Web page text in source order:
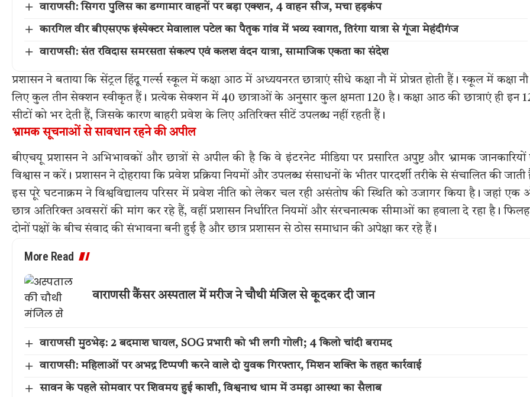
वाराणसी: सिगरा पुलिस का डग्गामार वाहनों पर बड़ा एक्शन, 4 वाहन सीज, मचा हड़कंप
कारगिल वीर बीएसएफ इंस्पेक्टर मेवालाल पटेल का पैतृक गांव में भव्य स्वागत, तिरंगा यात्रा से गूंजा मेहंदीगंज
वाराणसी: संत रविदास समरसता संकल्प एवं कलश वंदन यात्रा, सामाजिक एकता का संदेश
प्रशासन ने बताया कि सेंट्रल हिंदू गर्ल्स स्कूल में कक्षा आठ में अध्ययनरत छात्राएं सीधे कक्षा नौ में प्रोन्नत होती हैं। स्कूल में कक्षा
लिए कुल तीन सेक्शन स्वीकृत हैं। प्रत्येक सेक्शन में 40 छात्राओं के अनुसार कुल क्षमता 120 है। कक्षा आठ की छात्राएं ही इन
सीटों को भर देती हैं, जिसके कारण बाहरी प्रवेश के लिए अतिरिक्त सीटें उपलब्ध नहीं रहती हैं।
भ्रामक सूचनाओं से सावधान रहने की अपील
बीएचयू प्रशासन ने अभिभावकों और छात्रों से अपील की है कि वे इंटरनेट मीडिया पर प्रसारित अपुष्ट और भ्रामक जानकारियों
विश्वास न करें। प्रशासन ने दोहराया कि प्रवेश प्रक्रिया नियमों और उपलब्ध संसाधनों के भीतर पारदर्शी तरीके से संचालित की जाती
इस पूरे घटनाक्रम ने विश्वविद्यालय परिसर में प्रवेश नीति को लेकर चल रही असंतोष की स्थिति को उजागर किया है। जहां एक
छात्र अतिरिक्त अवसरों की मांग कर रहे हैं, वहीं प्रशासन निर्धारित नियमों और संरचनात्मक सीमाओं का हवाला दे रहा है।
दोनों पक्षों के बीच संवाद की संभावना बनी हुई है और छात्र प्रशासन से ठोस समाधान की अपेक्षा कर रहे हैं।
More Read
वाराणसी कैंसर अस्पताल में मरीज ने चौथी मंजिल से कूदकर दी जान
वाराणसी मुठभेड़: 2 बदमाश घायल, SOG प्रभारी को भी लगी गोली; 4 किलो चांदी बरामद
वाराणसी: महिलाओं पर अभद्र टिप्पणी करने वाले दो युवक गिरफ्तार, मिशन शक्ति के तहत कार्रवाई
सावन के पहले सोमवार पर शिवमय हुई काशी, विश्वनाथ धाम में उमड़ा आस्था का सैलाब